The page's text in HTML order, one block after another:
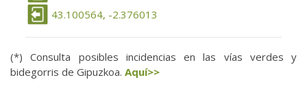
43.100564, -2.376013
(*) Consulta posibles incidencias en las vías verdes y
bidegorris de Gipuzkoa. Aquí>>